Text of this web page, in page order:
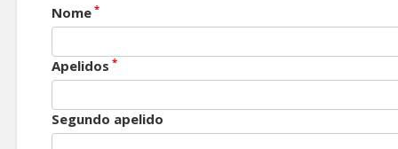
Nome *
Apelidos *
Segundo apelido